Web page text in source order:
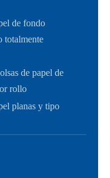
de fondo
totalmente
de papel de
rollo
planas y tipo